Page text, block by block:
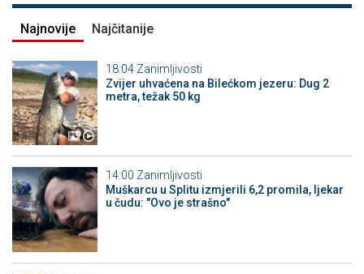
Najnovije Najčitanije
18:04 Zanimljivosti
Zvijer uhvaćena na Bilećkom jezeru: Dug 2
metra, težak 50 kg
14:00 Zanimljivosti
Muškarcu u Splitu izmjerili 6,2 promila, ljekar
u čudu: "Ovo je strašno"